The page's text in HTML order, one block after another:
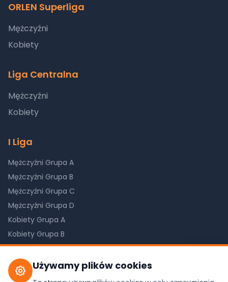
Używamy plików cookies
ORLEN Superliga
Mężczyźni
Kobiety
Liga Centralna
Mężczyźni
Kobiety
I Liga
Mężczyźni Grupa A
Mężczyźni Grupa B
Mężczyźni Grupa C
Mężczyźni Grupa D
Kobiety Grupa A
Kobiety Grupa B
Kobiety Grupa C